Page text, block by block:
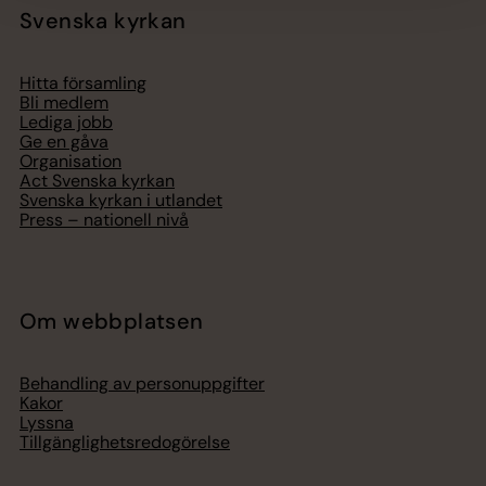
Svenska kyrkan
Hitta församling
Bli medlem
Lediga jobb
Ge en gåva
Organisation
Act Svenska kyrkan
Svenska kyrkan i utlandet
Press – nationell nivå
Om webbplatsen
Behandling av personuppgifter
Kakor
Lyssna
Tillgänglighetsredogörelse